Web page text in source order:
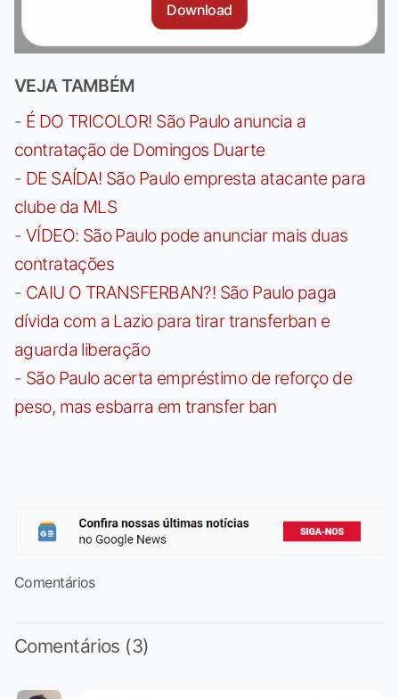
Download
VEJA TAMBÉM
- É DO TRICOLOR! São Paulo anuncia a
contratação de Domingos Duarte
- DE SAÍDA! São Paulo empresta atacante para
clube da MLS
- VÍDEO: São Paulo pode anunciar mais duas
contratações
- CAIU O TRANSFERBAN?! São Paulo paga
dívida com a Lazio para tirar transferban e
aguarda liberação
- São Paulo acerta empréstimo de reforço de
peso, mas esbarra em transfer ban
Comentários
Comentários (3)